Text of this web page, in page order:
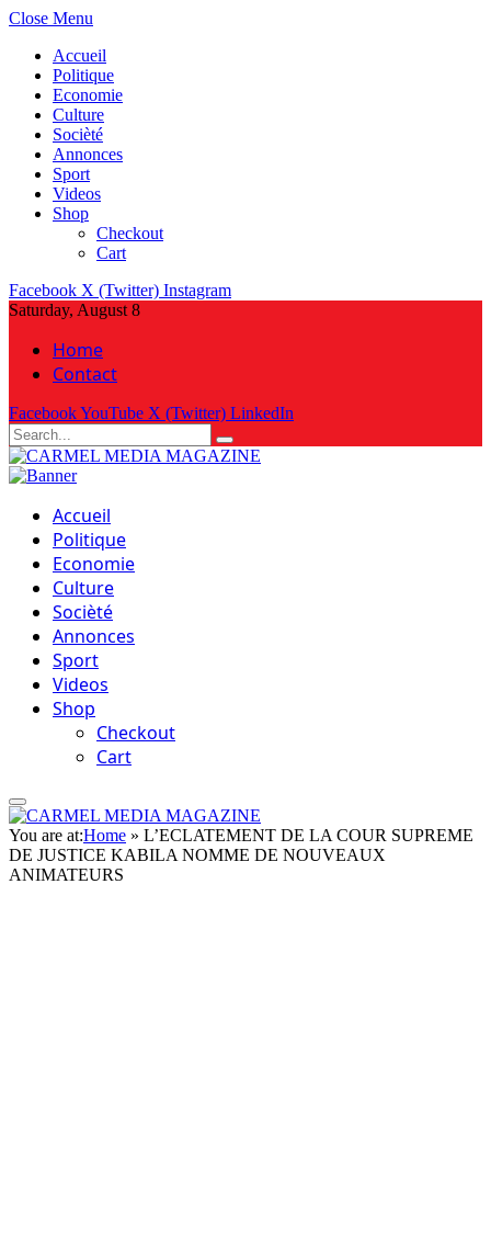
Close Menu
Accueil
Politique
Economie
Culture
Socièté
Annonces
Sport
Videos
Shop
Checkout
Cart
Facebook X (Twitter) Instagram
Saturday, August 8
Home
Contact
FacebookYouTube X (Twitter) LinkedIn
Accueil
Politique
Economie
Culture
Socièté
Annonces
Sport
Videos
Shop
Checkout
Cart
You are at:Home » L’ECLATEMENT DE LA COUR SUPREME
DE JUSTICE KABILA NOMME DE NOUVEAUX
ANIMATEURS